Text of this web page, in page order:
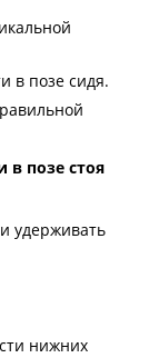
в позе сидя.
в позе стоя
удерживать
нижних